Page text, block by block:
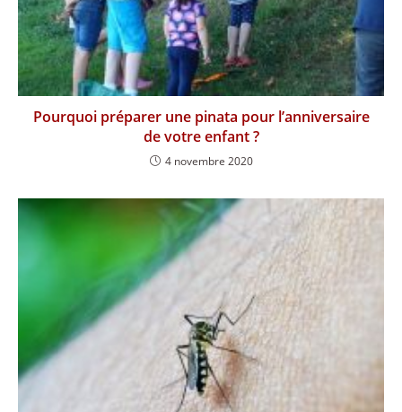
Pourquoi préparer une pinata pour l’anniversaire
de votre enfant ?
4 novembre 2020